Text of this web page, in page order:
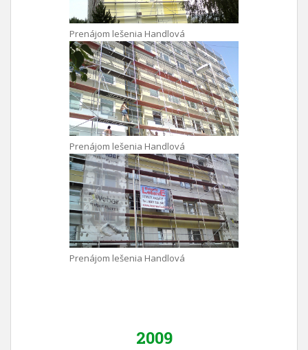
Prenájom lešenia Handlová
Prenájom lešenia Handlová
Prenájom lešenia Handlová
2009